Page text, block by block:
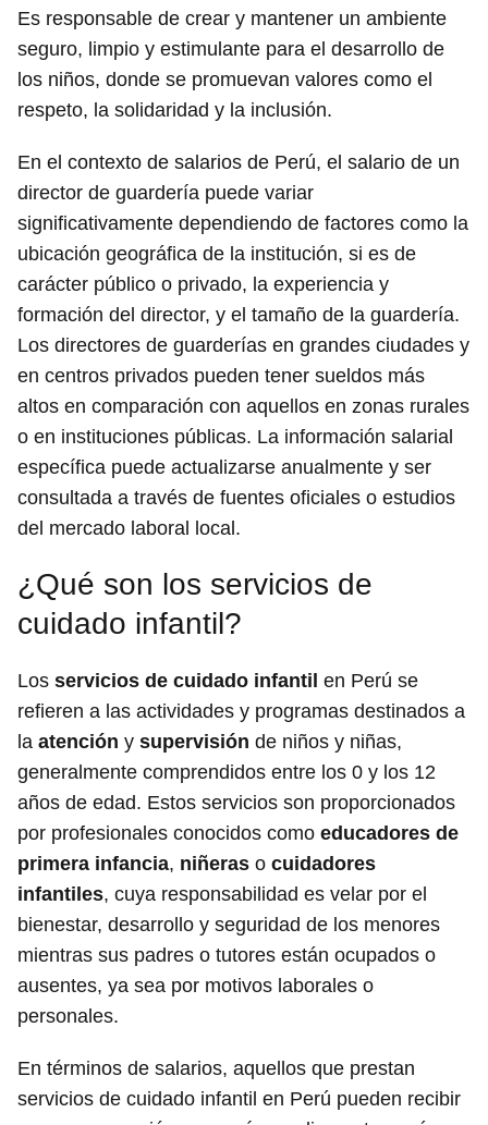
Es responsable de crear y mantener un ambiente
seguro, limpio y estimulante para el desarrollo de
los niños, donde se promuevan valores como el
respeto, la solidaridad y la inclusión.
En el contexto de salarios de Perú, el salario de un
director de guardería puede variar
significativamente dependiendo de factores como la
ubicación geográfica de la institución, si es de
carácter público o privado, la experiencia y
formación del director, y el tamaño de la guardería.
Los directores de guarderías en grandes ciudades y
en centros privados pueden tener sueldos más
altos en comparación con aquellos en zonas rurales
o en instituciones públicas. La información salarial
específica puede actualizarse anualmente y ser
consultada a través de fuentes oficiales o estudios
del mercado laboral local.
¿Qué son los servicios de
cuidado infantil?
Los servicios de cuidado infantil en Perú se
refieren a las actividades y programas destinados a
la atención y supervisión de niños y niñas,
generalmente comprendidos entre los 0 y los 12
años de edad. Estos servicios son proporcionados
por profesionales conocidos como educadores de
primera infancia, niñeras o cuidadores
infantiles, cuya responsabilidad es velar por el
bienestar, desarrollo y seguridad de los menores
mientras sus padres o tutores están ocupados o
ausentes, ya sea por motivos laborales o
personales.
En términos de salarios, aquellos que prestan
servicios de cuidado infantil en Perú pueden recibir